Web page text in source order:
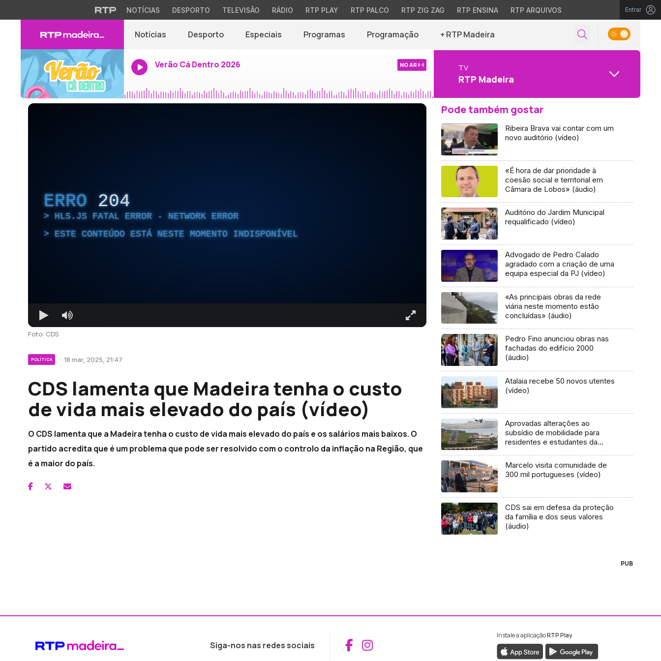
NOTÍCIAS DESPORTO TELEVISÃO RÁDIO RTP PLAY RTP PALCO RTP ZIG ZAG RTP ENSINA RTP ARQUIVOS Entrar
Notícias Desporto Especiais Programas Programação + RTP Madeira
Verão Cá Dentro 2026 NO AR TV
RTP Madeira
ERRO 204
HLS.JS FATAL ERROR - NETWORK ERROR
ESTE CONTEÚDO ESTÁ NESTE MOMENTO INDISPONÍVEL
Foto: CDS
POLÍTICA 18 mar, 2025, 21:47
CDS lamenta que Madeira tenha o custo
de vida mais elevado do país (vídeo)
O CDS lamenta que a Madeira tenha o custo de vida mais elevado do país e os salários mais baixos. O
partido acredita que é um problema que pode ser resolvido com o controlo da inflação na Região, que
é a maior do país.
Pode também gostar
Ribeira Brava vai contar com um
novo auditório (vídeo)
«É hora de dar prioridade à
coesão social e territorial em
Câmara de Lobos» (áudio)
Auditório do Jardim Municipal
requalificado (vídeo)
Advogado de Pedro Calado
agradado com a criação de uma
equipa especial da PJ (vídeo)
«As principais obras da rede
viária neste momento estão
concluídas» (áudio)
Pedro Fino anunciou obras nas
fachadas do edifício 2000
(áudio)
Atalaia recebe 50 novos utentes
(vídeo)
Aprovadas alterações ao
subsídio de mobilidade para
residentes e estudantes da
Marcelo visita comunidade de
300 mil portugueses (vídeo)
CDS sai em defesa da proteção
da família e dos seus valores
(áudio)
PUB
Siga-nos nas redes sociais Aceder ao Facebook da RTP Madeira
Aceder ao Instagram da RTP Madeira
Instale a aplicaçãoRTP Play